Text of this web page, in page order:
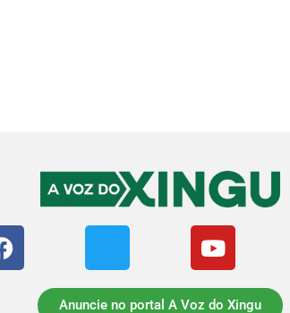
Anuncie no portal A Voz do Xingu